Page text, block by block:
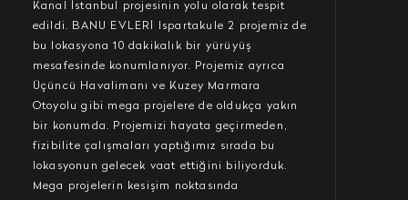
Kanal İstanbul projesinin yolu olarak tespit
edildi. BANU EVLERİ Ispartakule 2 projemiz de
bu lokasyona 10 dakikalık bir yürüyüş
mesafesinde konumlanıyor. Projemiz ayrıca
Üçüncü Havalimanı ve Kuzey Marmara
Otoyolu gibi mega projelere de oldukça yakın
bir konumda. Projemizi hayata geçirmeden,
fizibilite çalışmaları yaptığımız sırada bu
lokasyonun gelecek vaat ettiğini biliyorduk.
Mega projelerin kesişim noktasında